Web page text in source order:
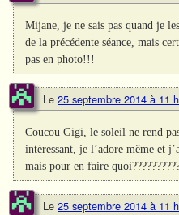
Mijane, je ne sais pas quand je
de la précédente séance, mais
pas en photo!!!
Le 25 septembre 2014 à 11
Coucou Gigi, le soleil ne rend
intéressant, je l’adore même et
mais pour en faire
Le 25 septembre 2014 à 11